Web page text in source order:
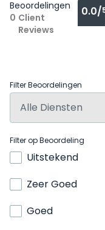
Beoordelingen
0 Client
Reviews
0.0/
Filter Beoordelingen
Filter op Beoordeling
Uitstekend
Zeer Goed
Goed